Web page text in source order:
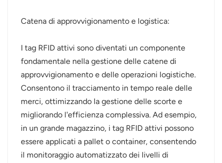
norsk
Catena di approvvigionamento e logistica:
I tag RFID attivi sono diventati un componente
fondamentale nella gestione delle catene di
approvvigionamento e delle operazioni logistiche.
Consentono il tracciamento in tempo reale delle
merci, ottimizzando la gestione delle scorte e
migliorando l'efficienza complessiva. Ad esempio,
in un grande magazzino, i tag RFID attivi possono
essere applicati a pallet o container, consentendo
il monitoraggio automatizzato dei livelli di